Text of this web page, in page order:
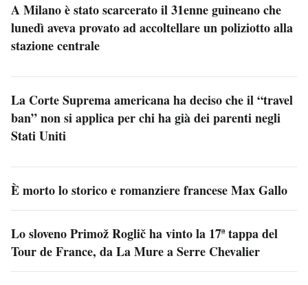
A Milano è stato scarcerato il 31enne guineano che
lunedì aveva provato ad accoltellare un poliziotto alla
stazione centrale
La Corte Suprema americana ha deciso che il “travel
ban” non si applica per chi ha già dei parenti negli
Stati Uniti
È morto lo storico e romanziere francese Max Gallo
Lo sloveno Primož Roglič ha vinto la 17ª tappa del
Tour de France, da La Mure a Serre Chevalier